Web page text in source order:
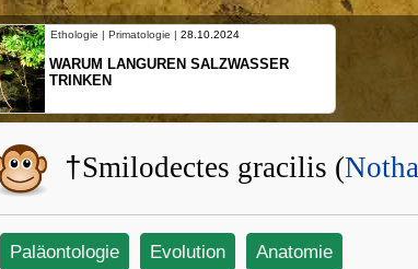
Ethologie | Primatologie | 10.10.2024
NEUES VON WEIBLICHEN
SCHOPFGIBBONS UND IHRER
†Smilodectes gracilis (
Paläontologie Evolution Anatomie